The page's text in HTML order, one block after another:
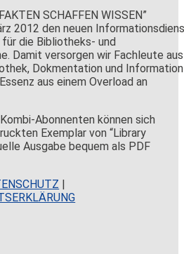
SCHAFFEN WISSEN”
2012 den neuen
für die Bibliotheks- und
Damit versorgen wir Fachleute aus
Dokmentation und Information
aus einem Overload an
Abonnenten können sich
Exemplar von “Library
Ausgabe bequem als PDF